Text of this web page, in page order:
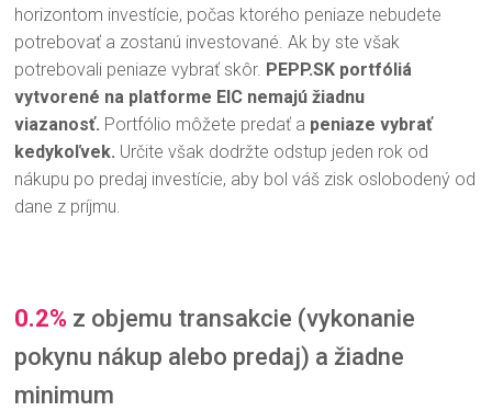
horizontom investície, počas ktorého peniaze nebudete
potrebovať a zostanú investované. Ak by ste však
potrebovali peniaze vybrať skôr. PEPP.SK portfóliá
vytvorené na platforme EIC nemajú žiadnu
viazanosť. Portfólio môžete predať a peniaze vybrať
kedykoľvek. Určite však dodržte odstup jeden rok od
nákupu po predaj investície, aby bol váš zisk oslobodený od
dane z príjmu.
0.2% z objemu transakcie (vykonanie
pokynu nákup alebo predaj) a žiadne
minimum